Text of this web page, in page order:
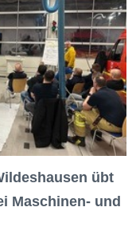
übt
Maschinen- und